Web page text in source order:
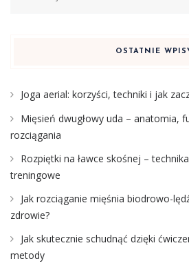
OSTATNIE
Joga aerial: korzyści, techniki i jak
Mięsień dwugłowy uda – anatomia,
rozciągania
Rozpiętki na ławce skośnej –
treningowe
Jak rozciąganie mięśnia biodrowo-
zdrowie?
Jak skutecznie schudnąć dzięki
metody